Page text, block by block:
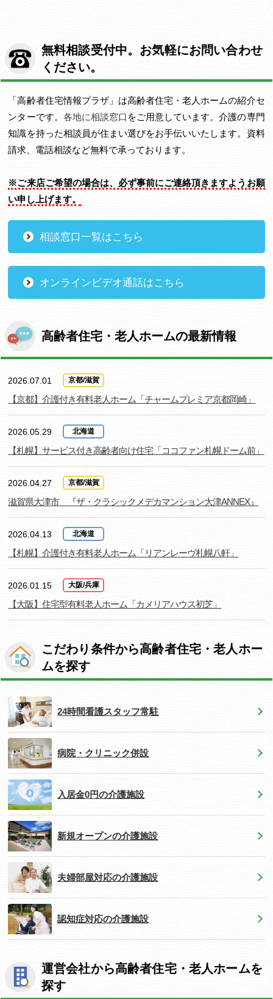
無料相談受付中。お気軽にお問い合わせ
ください。
「高齢者住宅情報プラザ」は高齢者住宅・老人ホームの紹介セ
ンターです。 各地に相談窓口 をご用意しています。介護の専門
知識を持った相談員が住まい選びをお手伝いいたします。資料
請求、電話相談など無料で承っております。
※ご来店ご希望の場合は、必ず事前にご連絡頂きますようお願
い申し上げます。
相談窓口一覧はこちら
オンラインビデオ通話はこちら
高齢者住宅・老人ホームの最新情報
2026.07.01 京都/滋賀
【京都】介護付き有料老人ホーム「チャームプレミア京都岡崎」
2026.05.29 北海道
【札幌】サービス付き高齢者向け住宅「ココファン札幌ドーム前」
2026.04.27 京都/滋賀
滋賀県大津市 『ザ・クラシックメデカマンション大津ANNEX』
2026.04.13 北海道
【札幌】介護付き有料老人ホーム「リアンレーヴ札幌八軒」
2026.01.15 大阪/兵庫
【大阪】住宅型有料老人ホーム「カメリアハウス初芝」
こだわり条件から高齢者住宅・老人ホー
ムを探す
24時間看護スタッフ常駐
病院・クリニック併設
入居金0円の介護施設
新規オープンの介護施設
夫婦部屋対応の介護施設
認知症対応の介護施設
運営会社から高齢者住宅・老人ホームを
探す